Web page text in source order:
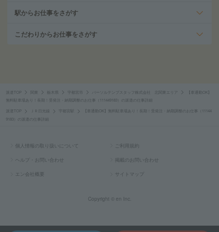
駅からお仕事をさがす
こだわりからお仕事をさがす
派遣TOP 関東 栃木県 宇都宮市 パーソルテンプスタッフ株式会社 北関東エリア
【車通勤OK】
無料駐車場あり！長期！受発注・納期調整のお仕事（111449183）の派遣の仕事詳細
派遣TOP ＪＲ日光線 宇都宮駅
【車通勤OK】無料駐車場あり！長期！受発注・納期調整のお仕事（11144
9183）の派遣の仕事詳細
個人情報の取り扱いについて ご利用規約
ヘルプ・お問い合わせ 掲載のお問い合わせ
エン会社概要 サイトマップ
Copyright © en Inc.